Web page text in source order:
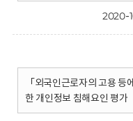
2020-
「외국인근로자의 고용
한 개인정보 침해요인 평가